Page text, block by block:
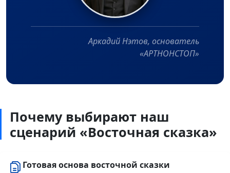
Аркадий Нэтов, основатель
«АРТНОНСТОП»
Почему выбирают наш
сценарий «Восточная сказка»
Готовая основа восточной сказки